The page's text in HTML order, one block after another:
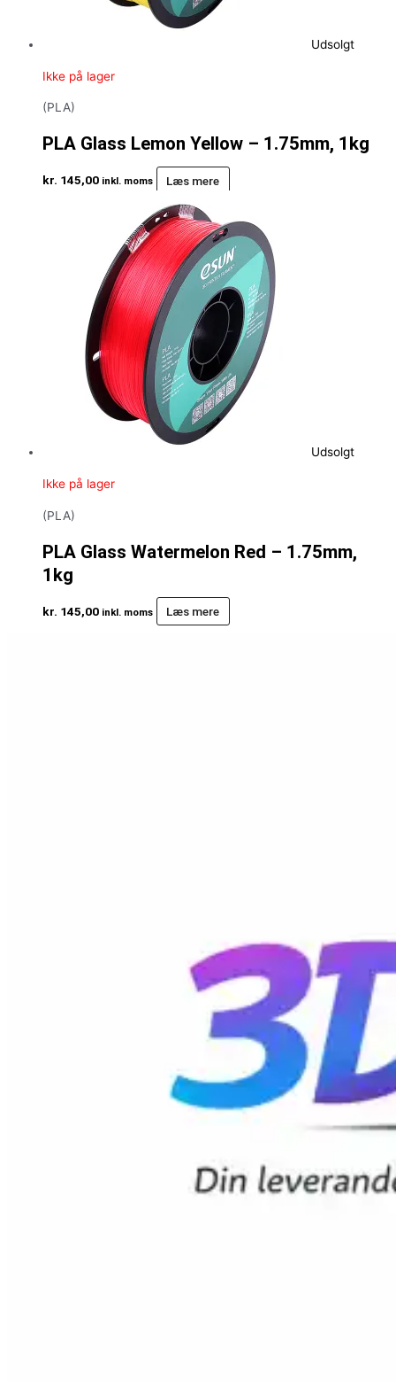
Udsolgt
Ikke på lager
(PLA)
PLA Glass Lemon Yellow – 1.75mm, 1kg
kr. 145,00 inkl. moms Læs mere
Udsolgt
Ikke på lager
(PLA)
PLA Glass Watermelon Red – 1.75mm,
1kg
kr. 145,00 inkl. moms Læs mere